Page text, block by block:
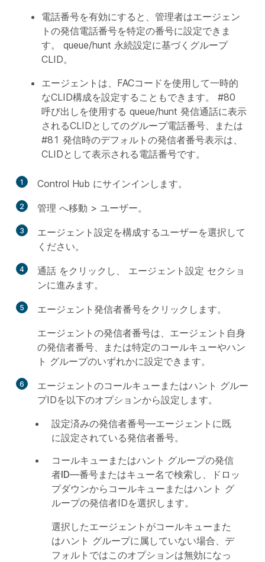
電話番号を有効にすると、管理者はエージェン
トの発信電話番号を特定の番号に設定できま
す。 queue/hunt 永続設定に基づくグループ
CLID。
エージェントは、FACコードを使用して一時的
なCLID構成を設定することもできます。 #80
呼び出しを使用する queue/hunt 発信通話に表示
されるCLIDとしてのグループ電話番号、または
#81 発信時のデフォルトの発信者番号表示は、
CLIDとして表示される電話番号です。
1 Control Hub にサインインします。
2 管理 へ移動 > ユーザー。
3
エージェント設定を構成するユーザーを選択して
ください。
4 通話 をクリックし、 エージェント設定 セクショ
ンに進みます。
5 エージェント発信者番号をクリックします。
エージェントの発信者番号は、エージェント自身
の発信者番号、または特定のコールキューやハン
ト グループのいずれかに設定できます。
6
エージェントのコールキューまたはハント グルー
プIDを以下のオプションから設定します。
設定済みの発信者番号—エージェントに既
に設定されている発信者番号。
コールキューまたはハント グループの発信
者ID—番号またはキュー名で検索し、ドロッ
プダウンからコールキューまたはハント グ
ループの発信者IDを選択します。
選択したエージェントがコールキューまた
はハント グループに属していない場合、デ
フォルトではこのオプションは無効になっ